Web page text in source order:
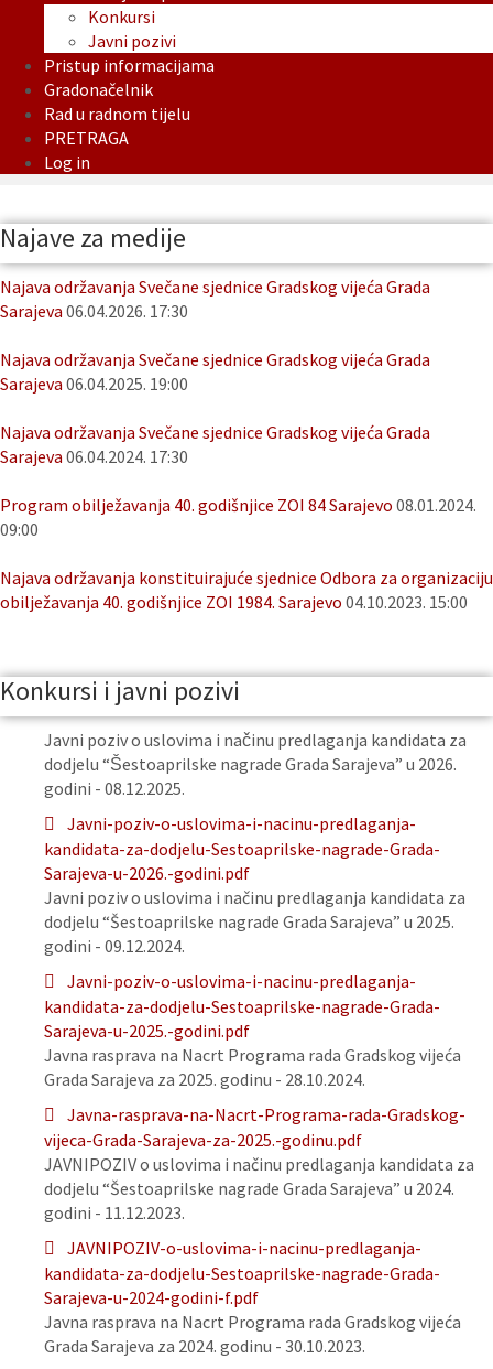
Konkursi
Javni pozivi
Pristup informacijama
Gradonačelnik
Rad u radnom tijelu
PRETRAGA
Log in
Najave za medije
Najava održavanja Svečane sjednice Gradskog vijeća Grada
Sarajeva 06.04.2026. 17:30
Najava održavanja Svečane sjednice Gradskog vijeća Grada
Sarajeva 06.04.2025. 19:00
Najava održavanja Svečane sjednice Gradskog vijeća Grada
Sarajeva 06.04.2024. 17:30
Program obilježavanja 40. godišnjice ZOI 84 Sarajevo 08.01.2024.
09:00
Najava održavanja konstituirajuće sjednice Odbora za organizaciju
obilježavanja 40. godišnjice ZOI 1984. Sarajevo 04.10.2023. 15:00
Konkursi i javni pozivi
Javni poziv o uslovima i načinu predlaganja kandidata za
dodjelu “Šestoaprilske nagrade Grada Sarajeva” u 2026.
godini - 08.12.2025.
Javni-poziv-o-uslovima-i-nacinu-predlaganja-
kandidata-za-dodjelu-Sestoaprilske-nagrade-Grada-
Sarajeva-u-2026.-godini.pdf
Javni poziv o uslovima i načinu predlaganja kandidata za
dodjelu “Šestoaprilske nagrade Grada Sarajeva” u 2025.
godini - 09.12.2024.
Javni-poziv-o-uslovima-i-nacinu-predlaganja-
kandidata-za-dodjelu-Sestoaprilske-nagrade-Grada-
Sarajeva-u-2025.-godini.pdf
Javna rasprava na Nacrt Programa rada Gradskog vijeća
Grada Sarajeva za 2025. godinu - 28.10.2024.
Javna-rasprava-na-Nacrt-Programa-rada-Gradskog-
vijeca-Grada-Sarajeva-za-2025.-godinu.pdf
JAVNIPOZIV o uslovima i načinu predlaganja kandidata za
dodjelu “Šestoaprilske nagrade Grada Sarajeva” u 2024.
godini - 11.12.2023.
JAVNIPOZIV-o-uslovima-i-nacinu-predlaganja-
kandidata-za-dodjelu-Sestoaprilske-nagrade-Grada-
Sarajeva-u-2024-godini-f.pdf
Javna rasprava na Nacrt Programa rada Gradskog vijeća
Grada Sarajeva za 2024. godinu - 30.10.2023.